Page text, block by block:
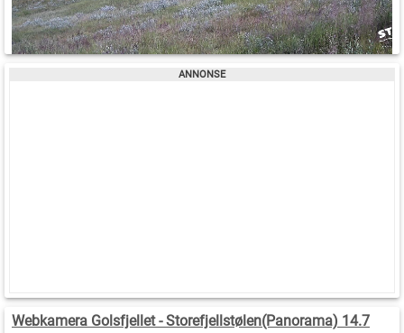
Webkamera Golsfjellet - Storefjellstølen(Panorama) 14.7